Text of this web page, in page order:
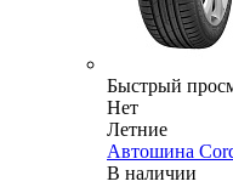
Быстрый
Нет
Летние
Автошина
В наличии